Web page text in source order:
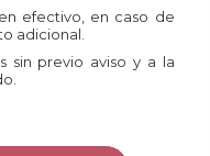
efectivo, en caso de
adicional.
sin previo aviso y a la